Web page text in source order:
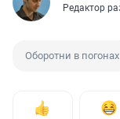
Редактор
Оборотни в погонах